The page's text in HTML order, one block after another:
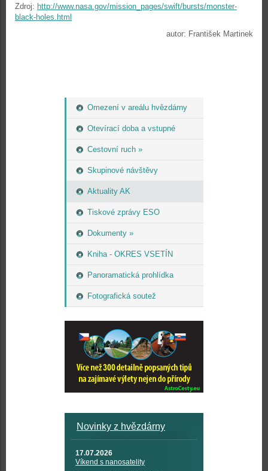
Omezení v areálu hvězdárny
Otevírací doba a vstupné
Cestovní ruch »
Skupinové návštěvy
Aktuality AK
Tiskové zprávy ESO
Dokumenty »
Kniha - OKRES VSETÍN
Panoramatická prohlídka
Fotografická soutež
Novinky z hvězdárny
17.07.2026
Víkend s nanosatelity
Zdroj: http://www.nasa.gov/mission_pages/swift/bursts/monster-
black-holes.html
autor: František Martinek